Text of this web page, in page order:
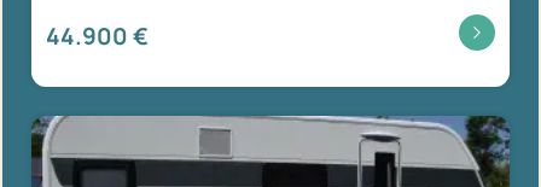
44.900 €